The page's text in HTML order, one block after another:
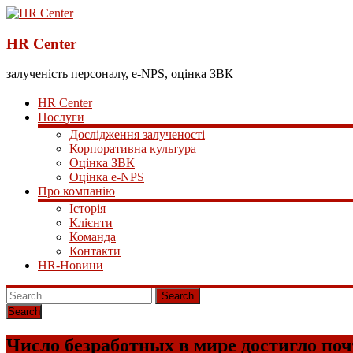
HR Center
залученість персоналу, e-NPS, оцінка ЗВК
HR Center
Послуги
Дослідження залученості
Корпоративна культура
Оцінка ЗВК
Оцінка e-NPS
Про компанію
Історія
Клієнти
Команда
Контакти
HR-Новини
Search
Число безработных в мире достигло